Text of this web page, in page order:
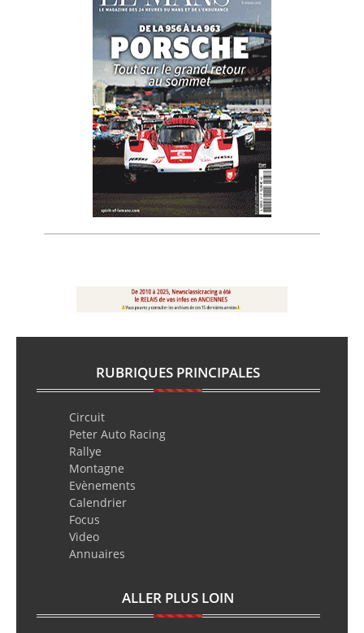
RUBRIQUES PRINCIPALES
Circuit
Peter Auto Racing
Rallye
Montagne
Evènements
Calendrier
Focus
Video
Annuaires
ALLER PLUS LOIN